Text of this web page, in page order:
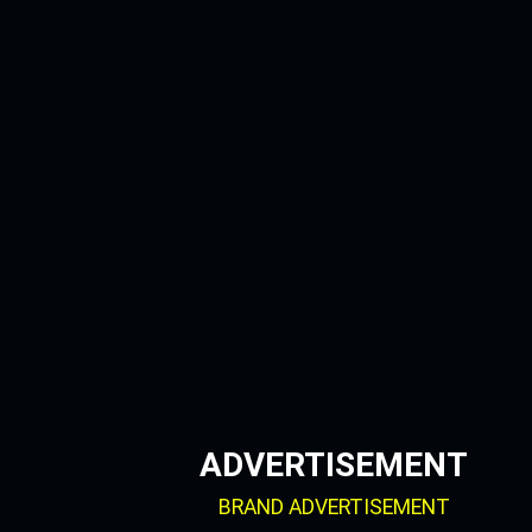
ADVERTISEMENT
BRAND ADVERTISEMENT